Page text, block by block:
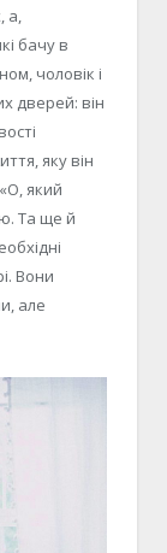
а,
бачу в
чоловік і
дверей: він
яку він
який
Та ще й
Вони
але